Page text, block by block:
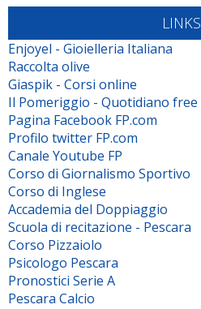
LINKS
Enjoyel - Gioielleria Italiana
Raccolta olive
Giaspik - Corsi online
Il Pomeriggio - Quotidiano free
Pagina Facebook FP.com
Profilo twitter FP.com
Canale Youtube FP
Corso di Giornalismo Sportivo
Corso di Inglese
Accademia del Doppiaggio
Scuola di recitazione - Pescara
Corso Pizzaiolo
Psicologo Pescara
Pronostici Serie A
Pescara Calcio